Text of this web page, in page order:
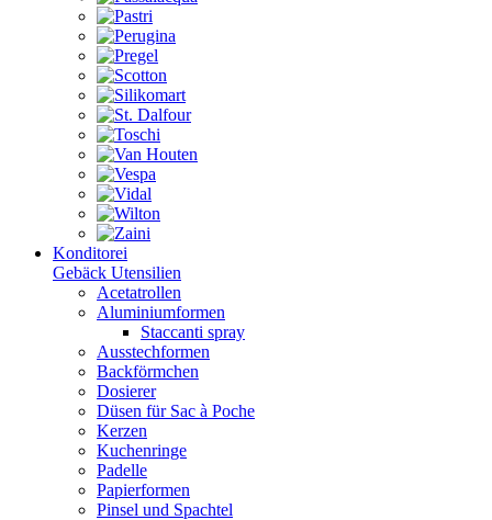
Konditorei
Gebäck Utensilien
Acetatrollen
Aluminiumformen
Staccanti spray
Ausstechformen
Backförmchen
Dosierer
Düsen für Sac à Poche
Kerzen
Kuchenringe
Padelle
Papierformen
Pinsel und Spachtel